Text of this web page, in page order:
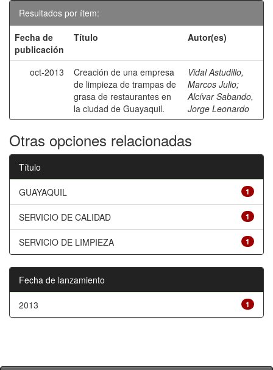
Resultados por ítem:
Fecha de
publicación
Título Autor(es)
oct-2013
Creación de una empresa
de limpieza de trampas de
grasa de restaurantes en
la ciudad de Guayaquil.
Vidal Astudillo,
Marcos Julio;
Alcívar Sabando,
Jorge Leonardo
Otras opciones relacionadas
Título
1
GUAYAQUIL
1
SERVICIO DE CALIDAD
1
SERVICIO DE LIMPIEZA
Fecha de lanzamiento
1
2013